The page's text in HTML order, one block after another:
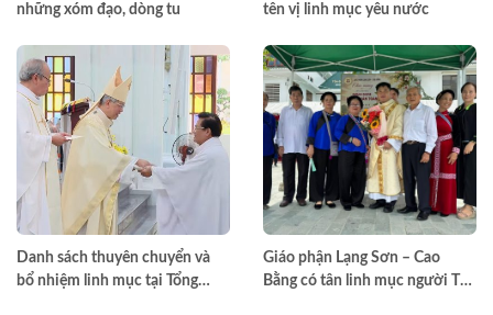
những xóm đạo, dòng tu
tên vị linh mục yêu nước
Danh sách thuyên chuyển và
bổ nhiệm linh mục tại Tổng
Giáo phận Lạng Sơn – Cao
Bằng có tân linh mục người Tày